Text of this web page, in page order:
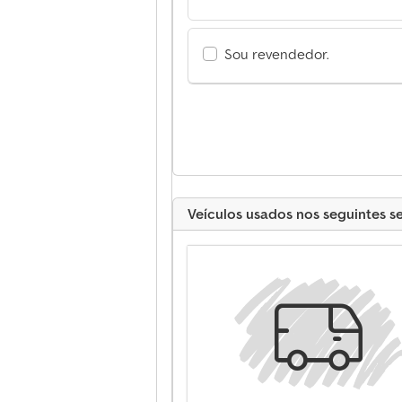
Sou revendedor.
Veículos usados nos seguintes